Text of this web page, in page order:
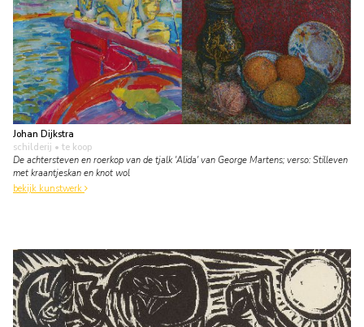
Johan Dijkstra
schilderij • te koop
De achtersteven en roerkop van de tjalk 'Alida' van George Martens; verso: Stilleven
met kraantjeskan en knot wol
bekijk kunstwerk